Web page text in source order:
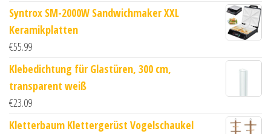
Syntrox SM-2000W Sandwichmaker XXL
Keramikplatten
€55.99
Klebedichtung für Glastüren, 300 cm,
transparent weiß
€23.09
Kletterbaum Klettergerüst Vogelschaukel